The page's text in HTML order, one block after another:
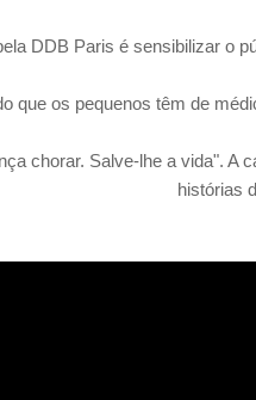
DDB Paris é sensibilizar o
que os pequenos têm de
chorar. Salve-lhe a vida".
histórias